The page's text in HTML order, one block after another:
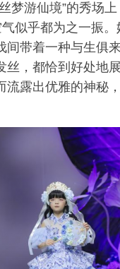
梦游仙境”的秀场
似乎都为之一振
间带着一种与生俱
，都恰到好处地
流露出优雅的神秘